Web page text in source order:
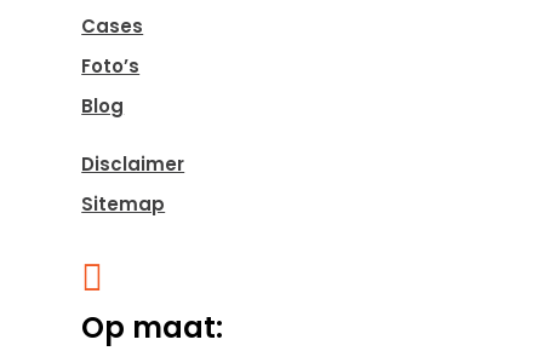
Cases
Foto’s
Blog
Disclaimer
Sitemap

Op maat: